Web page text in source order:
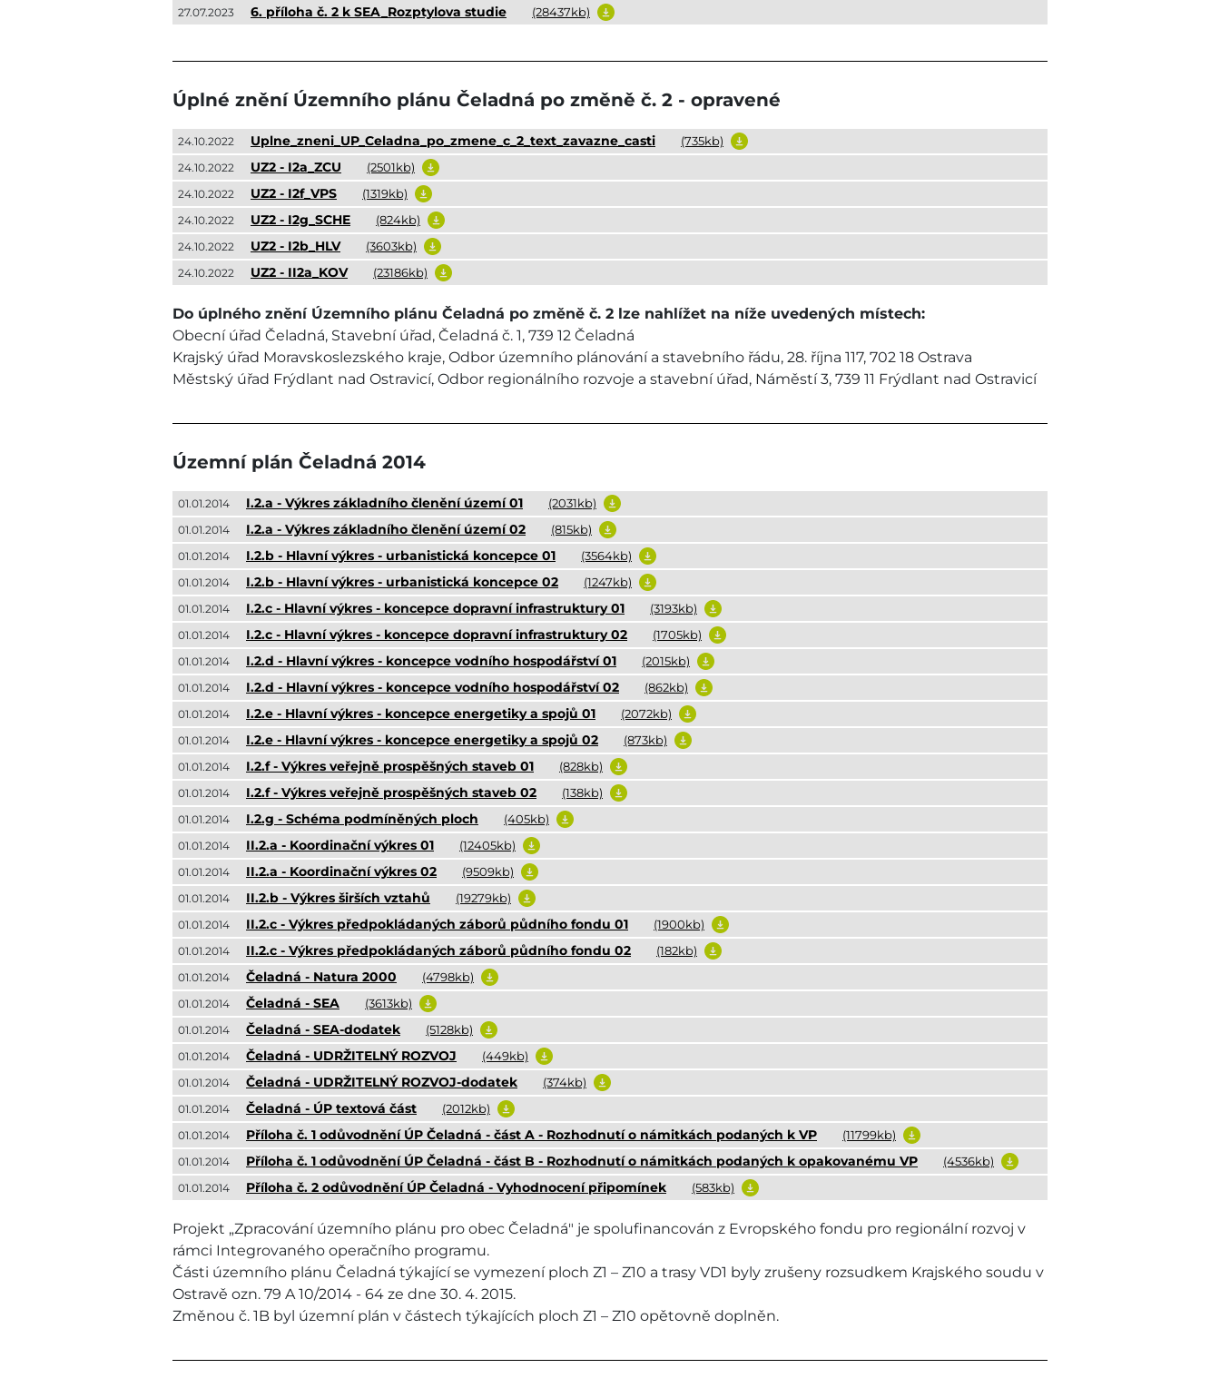
27.07.2023 6. příloha č. 2 k SEA_Rozptylova studie (28437kb)
Úplné znění Územního plánu Čeladná po změně č. 2 - opravené
24.10.2022 Uplne_zneni_UP_Celadna_po_zmene_c_2_text_zavazne_casti (735kb)
24.10.2022 UZ2 - I2a_ZCU (2501kb)
24.10.2022 UZ2 - I2f_VPS (1319kb)
24.10.2022 UZ2 - I2g_SCHE (824kb)
24.10.2022 UZ2 - I2b_HLV (3603kb)
24.10.2022 UZ2 - II2a_KOV (23186kb)
Do úplného znění Územního plánu Čeladná po změně č. 2 lze nahlížet na níže uvedených místech:
Obecní úřad Čeladná, Stavební úřad, Čeladná č. 1, 739 12 Čeladná
Krajský úřad Moravskoslezského kraje, Odbor územního plánování a stavebního řádu, 28. října 117, 702 18 Ostrava
Městský úřad Frýdlant nad Ostravicí, Odbor regionálního rozvoje a stavební úřad, Náměstí 3, 739 11 Frýdlant nad Ostravicí
Územní plán Čeladná 2014
01.01.2014 I.2.a - Výkres základního členění území 01 (2031kb)
01.01.2014 I.2.a - Výkres základního členění území 02 (815kb)
01.01.2014 I.2.b - Hlavní výkres - urbanistická koncepce 01 (3564kb)
01.01.2014 I.2.b - Hlavní výkres - urbanistická koncepce 02 (1247kb)
01.01.2014 I.2.c - Hlavní výkres - koncepce dopravní infrastruktury 01 (3193kb)
01.01.2014 I.2.c - Hlavní výkres - koncepce dopravní infrastruktury 02 (1705kb)
01.01.2014 I.2.d - Hlavní výkres - koncepce vodního hospodářství 01 (2015kb)
01.01.2014 I.2.d - Hlavní výkres - koncepce vodního hospodářství 02 (862kb)
01.01.2014 I.2.e - Hlavní výkres - koncepce energetiky a spojů 01 (2072kb)
01.01.2014 I.2.e - Hlavní výkres - koncepce energetiky a spojů 02 (873kb)
01.01.2014 I.2.f - Výkres veřejně prospěšných staveb 01 (828kb)
01.01.2014 I.2.f - Výkres veřejně prospěšných staveb 02 (138kb)
01.01.2014 I.2.g - Schéma podmíněných ploch (405kb)
01.01.2014 II.2.a - Koordinační výkres 01 (12405kb)
01.01.2014 II.2.a - Koordinační výkres 02 (9509kb)
01.01.2014 II.2.b - Výkres širších vztahů (19279kb)
01.01.2014 II.2.c - Výkres předpokládaných záborů půdního fondu 01 (1900kb)
01.01.2014 II.2.c - Výkres předpokládaných záborů půdního fondu 02 (182kb)
01.01.2014 Čeladná - Natura 2000 (4798kb)
01.01.2014 Čeladná - SEA (3613kb)
01.01.2014 Čeladná - SEA-dodatek (5128kb)
01.01.2014 Čeladná - UDRŽITELNÝ ROZVOJ (449kb)
01.01.2014 Čeladná - UDRŽITELNÝ ROZVOJ-dodatek (374kb)
01.01.2014 Čeladná - ÚP textová část (2012kb)
01.01.2014 Příloha č. 1 odůvodnění ÚP Čeladná - část A - Rozhodnutí o námitkách podaných k VP (11799kb)
01.01.2014 Příloha č. 1 odůvodnění ÚP Čeladná - část B - Rozhodnutí o námitkách podaných k opakovanému VP (4536kb)
01.01.2014 Příloha č. 2 odůvodnění ÚP Čeladná - Vyhodnocení připomínek (583kb)
Projekt „Zpracování územního plánu pro obec Čeladná" je spolufinancován z Evropského fondu pro regionální rozvoj v
rámci Integrovaného operačního programu.
Části územního plánu Čeladná týkající se vymezení ploch Z1 – Z10 a trasy VD1 byly zrušeny rozsudkem Krajského soudu v
Ostravě ozn. 79 A 10/2014 - 64 ze dne 30. 4. 2015.
Změnou č. 1B byl územní plán v částech týkajících ploch Z1 – Z10 opětovně doplněn.